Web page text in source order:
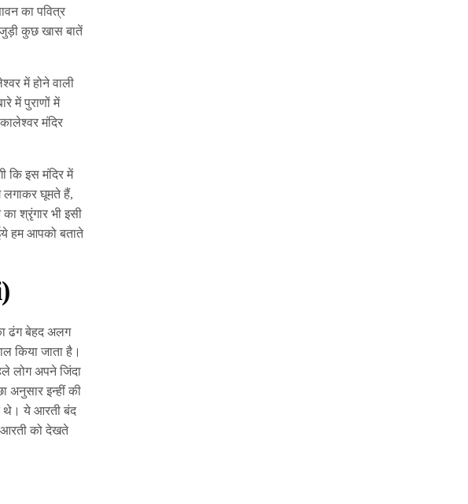
का पवित्र
कुछ खास बातें
में होने वाली
में पुराणों में
मंदिर
कि इस मंदिर में
लगाकर घूमते हैं,
श्रृंगार भी इसी
हम आपको बताते
ढंग बेहद अलग
किया जाता है।
लोग अपने जिंदा
अनुसार इन्हीं की
थे। ये आरती बंद
को देखते